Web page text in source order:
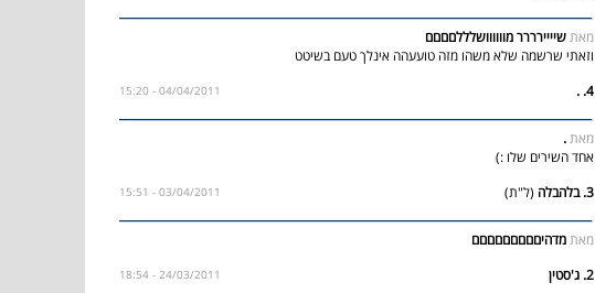
מאתשיייירררר מוווווושלללםםםם
וזאתי שרשמה שלא משהו מזה טועעהה אינלך טעם בשיטט
4. .
04/04/2011 - 15:20
מאת.
אחד השירים שלו :)
3. בלהבלה
(ל"ת) 03/04/2011 - 15:51
מאתמדהיםםםםםםםםם
2. ג'סטין
24/03/2011 - 18:54